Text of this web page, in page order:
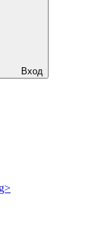
Вход